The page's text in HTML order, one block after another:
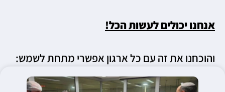
אנחנו יכולים לעשות הכל!
והוכחנו את זה עם כל ארגון אפשרי מתחת לשמש: